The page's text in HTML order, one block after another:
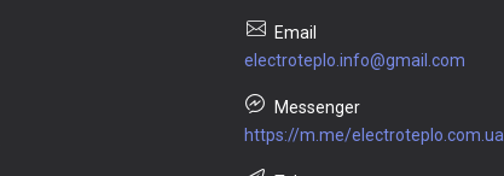
electroteplo.info@gmail.com
https://m.me/electroteplo.com.ua